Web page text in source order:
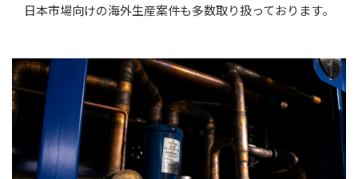
短納期（在庫）対応モデルのご案内
クリーンブース
組立式アルミクリーンブース
パスボックス
ファンフィルターユニット
日本市場向けの海外生産案件も多数取り扱っております。